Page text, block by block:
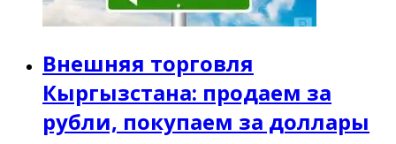
Внешняя торговля
Кыргызстана: продаем за
рубли, покупаем за доллары